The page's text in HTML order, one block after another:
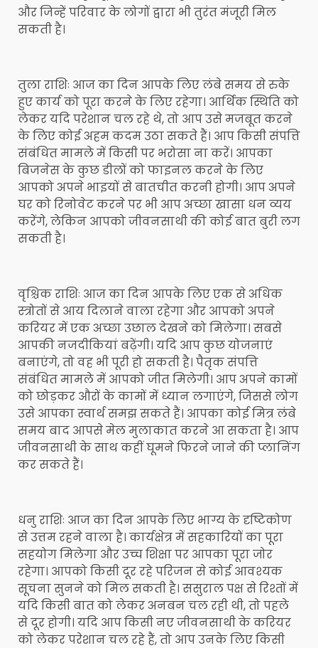
और जिन्हें परिवार के लोगों द्वारा भी तुरंत मंजूरी मिल
सकती है।
तुला राशिः आज का दिन आपके लिए लंबे समय से रुके
हुए कार्य को पूरा करने के लिए रहेगा। आर्थिक स्थिति को
लेकर यदि परेशान चल रहे थे, तो आप उसे मजबूत करने
के लिए कोई अहम कदम उठा सकते हैं। आप किसी संपत्ति
संबंधित मामले में किसी पर भरोसा ना करें। आपका
बिजनेस के कुछ डीलों को फाइनल करने के लिए
आपको अपने भाइयों से बातचीत करनी होगी। आप अपने
घर को रिनोवेट करने पर भी आप अच्छा खासा धन व्यय
करेंगे, लेकिन आपको जीवनसाथी की कोई बात बुरी लग
सकती है।
वृश्चिक राशिः आज का दिन आपके लिए एक से अधिक
स्त्रोतों से आय दिलाने वाला रहेगा और आपको अपने
करियर में एक अच्छा उछाल देखने को मिलेगा। सबसे
आपकी नजदीकियां बढ़ेंगी। यदि आप कुछ योजनाएं
बनाएंगे, तो वह भी पूरी हो सकती है। पैतृक संपत्ति
संबंधित मामले में आपको जीत मिलेगी। आप अपने कामों
को छोड़कर औरों के कामों में ध्यान लगाएंगे, जिससे लोग
उसे आपका स्वार्थ समझ सकते हैं। आपका कोई मित्र लंबे
समय बाद आपसे मेल मुलाकात करने आ सकता है। आप
जीवनसाथी के साथ कहीं घूमने फिरने जाने की प्लानिंग
कर सकते हैं।
धनु राशिः आज का दिन आपके लिए भाग्य के दृष्टिकोण
से उत्तम रहने वाला है। कार्यक्षेत्र में सहकारियों का पूरा
सहयोग मिलेगा और उच्च शिक्षा पर आपका पूरा जोर
रहेगा। आपको किसी दूर रहे परिजन से कोई आवश्यक
सूचना सुनने को मिल सकती है। ससुराल पक्ष से रिश्तों में
यदि किसी बात को लेकर अनबन चल रही थी, तो पहले
से दूर होगी। यदि आप किसी नए जीवनसाथी के करियर
को लेकर परेशान चल रहे हैं, तो आप उनके लिए किसी